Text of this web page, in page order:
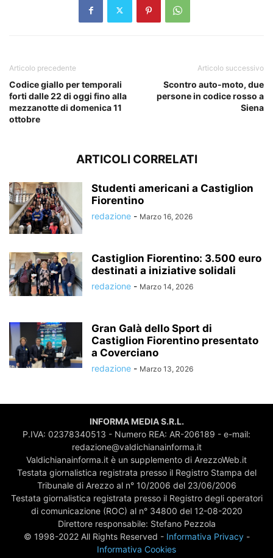
Articolo precedente
Codice giallo per temporali
forti dalle 22 di oggi fino alla
mezzanotte di domenica 11
ottobre
Articolo successivo
Scontro auto-moto, due
persone in codice rosso a
Siena
ARTICOLI CORRELATI
Studenti americani a Castiglion
Fiorentino
redazione - Marzo 16, 2026
Castiglion Fiorentino: 3.500 euro
destinati a iniziative solidali
redazione - Marzo 14, 2026
Gran Galà dello Sport di
Castiglion Fiorentino presentato
a Coverciano
redazione - Marzo 13, 2026
INFORMA MEDIA S.R.L.
P.IVA: 02378340513 - Numero REA: AR-206189 - e-mail:
redazione@valdichianainforma.it
Valdichianainforma.it è un supplemento di ArezzoWeb.it
Testata giornalistica registrata presso il Registro Stampa del
Tribunale di Arezzo al n° 10/2006 del 23/06/2006
Testata giornalistica registrata presso il Registro degli operatori
di comunicazione (ROC) al n° 34800 del 12-08-2020
Direttore responsabile: Stefano Pezzola
© 1998-2022 All Rights Reserved - Informativa Privacy-
Informativa Cookies